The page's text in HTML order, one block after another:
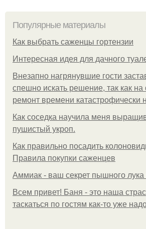
Популярные материалы
Как выбрать саженцы гортензии
Интересная идея для дачного
Внезапно нагрянувшие гости
спешно искать решение, так как на
ремонт времени катастрофически
Как соседка научила меня
пушистый укроп.
Как правильно посадить
Правила покупки саженцев
Аммиак - ваш секрет пышного лука
Всем привет! Баня - это наша
таскаться по гостям как-то уже